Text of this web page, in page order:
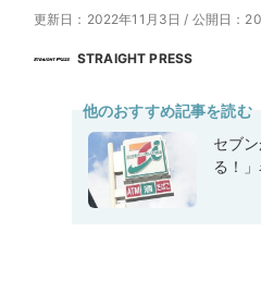
更新日：2022年11月3日 / 公開日：
STRAIGHT PRESS
他のおすすめ記事を読む
セブ
る！